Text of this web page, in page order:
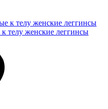
телу женские леггинсы